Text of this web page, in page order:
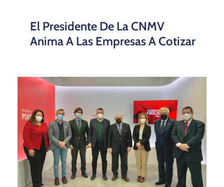
El Presidente De La CNMV
Anima A Las Empresas A Cotizar